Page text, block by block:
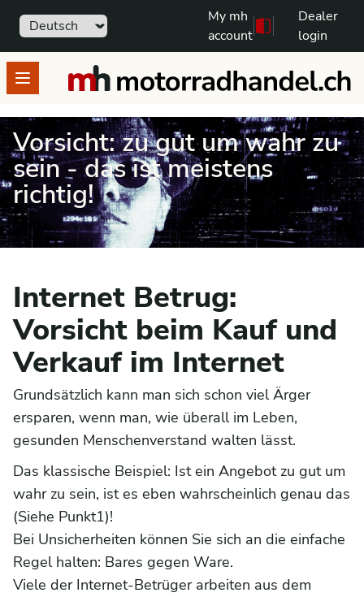
Sprache
Free text search
My mh
account
Dealer
login
Open menumotorradhandel.ch
Vorsicht: zu gut um wahr zu
sein - das ist meistens
richtig!
Internet Betrug:
Vorsicht beim Kauf und
Verkauf im Internet
Grundsätzlich kann man sich schon viel Ärger
ersparen, wenn man, wie überall im Leben,
gesunden Menschenverstand walten lässt.
Das klassische Beispiel: Ist ein Angebot zu gut um
wahr zu sein, ist es eben wahrscheinlich genau das
(Siehe Punkt1)!
Bei Unsicherheiten können Sie sich an die einfache
Regel halten: Bares gegen Ware.
Viele der Internet-Betrüger arbeiten aus dem